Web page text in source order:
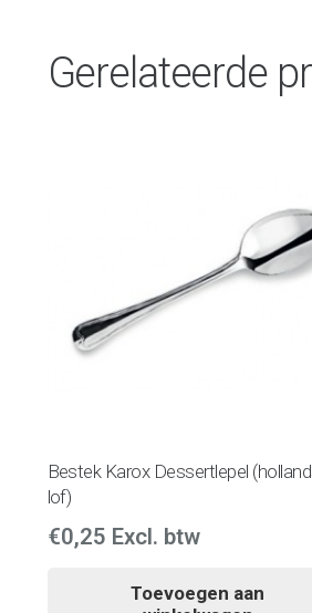
Gerelateerde
Bestek Karox Dessertlepel
lof)
€0,25 Excl. btw
Toevoegen aan